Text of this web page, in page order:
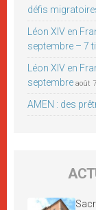
défis
Léon XIV en
septembre – 7
Léon XIV en
septembre août
AMEN : des